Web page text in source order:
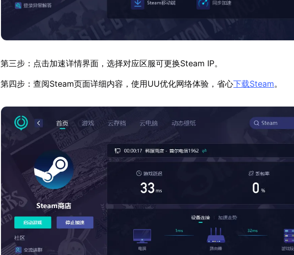
第三步：点击加速详情界面，选择对应区服可更换Steam IP。
第四步：查阅Steam页面详细内容，使用UU优化网络体验，省心下载Steam。